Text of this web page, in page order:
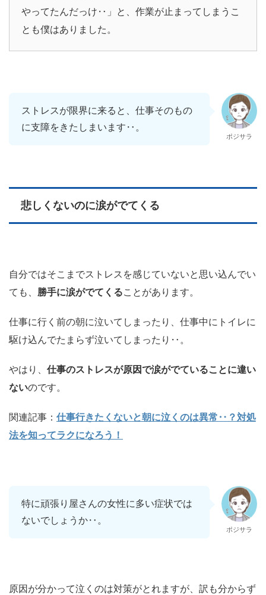
やってたんだっけ‥」と、作業が止まってしまうこ
とも僕はありました。
ストレスが限界に来ると、仕事そのもの
に支障をきたしまいます‥。
ポジサラ
悲しくないのに涙がでてくる
自分ではそこまでストレスを感じていないと思い込んでい
ても、 勝手に涙がでてくることがあります。
仕事に行く前の朝に泣いてしまったり、仕事中にトイレに
駆け込んでたまらず泣いてしまったり‥。
やはり、 仕事のストレスが原因で涙がでていることに違い
ないのです。
関連記事： 仕事行きたくないと朝に泣くのは異常‥？対処
法を知ってラクになろう！
特に頑張り屋さんの女性に多い症状では
ないでしょうか‥。
ポジサラ
原因が分かって泣くのは対策がとれますが、訳も分からず